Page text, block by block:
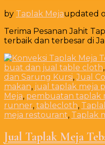
by Taplak Mejaupdated
Terima Pesanan Jahit
terbaik dan terbesar di
buat dan jual table cloth,
dan Sarung Kursi,Jual
makan, jual taplak meja
Meja, pembuatan taplak
runner, tablecloth,
meja restourant, Taplak
Jual Taplak Meja